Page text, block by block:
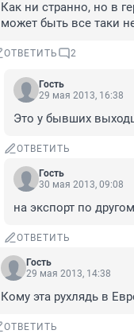
Как ни странно, но в
может быть все таки
ОТВЕТИТЬ 2
Гость
29 мая 2013, 16:38
Это у бывших
ОТВЕТИТЬ
Гость
30 мая 2013, 09:08
на экспорт по
ОТВЕТИТЬ
Гость
29 мая 2013, 14:38
Кому эта рухлядь в
ОТВЕТИТЬ